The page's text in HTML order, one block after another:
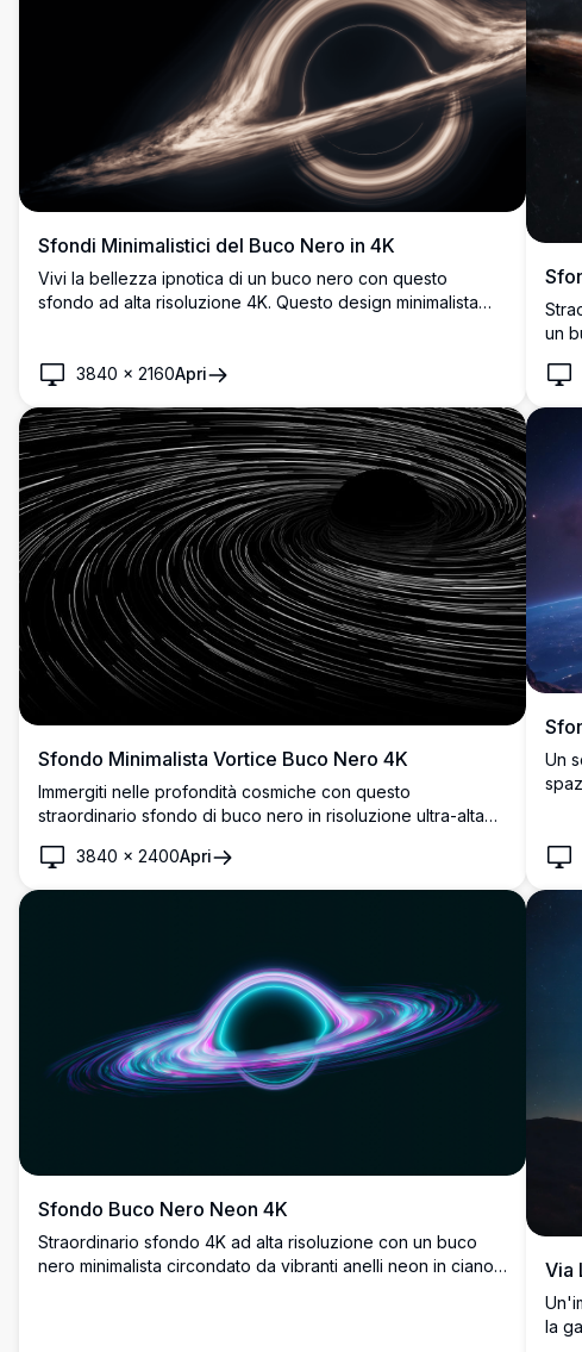
Sfondi Minimalistici del Buco Nero in 4K
Vivi la bellezza ipnotica di un buco nero con questo
sfondo ad alta risoluzione 4K. Questo design minimalista
aggiungere un tocco di eleganza cosmica ai propri
3840 × 2160Apri
un
uno
Sfondo Minimalista Vortice Buco Nero 4K
Immergiti nelle profondità cosmiche con questo
straordinario sfondo di buco nero in risoluzione ultra-alta
nell'oscurità, questo design minimalista cattura
perfettamente l'attrazione gravitazionale e la misteriosa
3840 × 2400Apri
Un
Sfondo Buco Nero Neon 4K
Straordinario sfondo 4K ad alta risoluzione con un buco
nero minimalista circondato da vibranti anelli neon in ciano,
Via
la